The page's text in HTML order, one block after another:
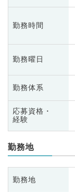
勤務時間
勤務曜日
勤務体系
応募資格・
経験
勤務地
勤務地